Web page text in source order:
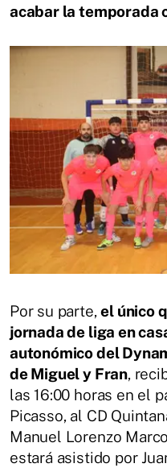
acabar la temporada
Por su parte,el único
jornada de liga en
autonómico del
de Miguel y Fran,
las 16:00 horas en el
Picasso, al CD
Manuel Lorenzo
estará asistido por